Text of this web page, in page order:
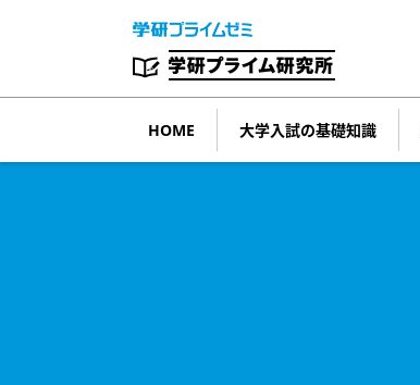
HOME 大学入試の基礎知識